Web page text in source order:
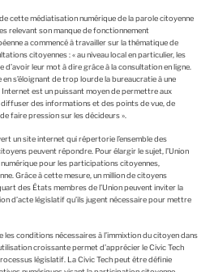
de cette médiatisation numérique de la parole citoyenne
relevant son manque de fonctionnement
a commencé à travailler sur la thématique de
citoyennes : « au niveau local en particulier, les
d’avoir leur mot à dire grâce à la consultation en ligne.
s’éloignant de trop lourde la bureaucratie à une
est un puissant moyen de permettre aux
des informations et des points de vue, de
faire pression sur les décideurs ».
un site internet qui répertorie l’ensemble des
peuvent répondre. Pour élargir le sujet, l’Union
pour les participations citoyennes,
Grâce à cette mesure, un million de citoyens
des États membres de l’Union peuvent inviter la
d’acte législatif qu’ils jugent nécessaire pour mettre
conditions nécessaires à l’immixtion du citoyen dans
croissante permet d’apprécier le Civic Tech
législatif. La Civic Tech peut être définie